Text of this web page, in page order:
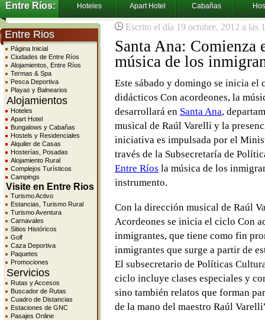
Entre Ríos: Hoteles Apart Hotel Cabañas
Entre Rios
Página Inicial
Ciudades de Entre Ríos
Alojamientos, Entre Ríos
Termas & Spa
Pesca Deportiva
Playas y Balnearios
Alojamientos
Hoteles
Apart Hotel
Bungalows y Cabañas
Hostels y Residenciales
Alquiler de Casas
Hosterías, Posadas
Alojamiento Rural
Complejos Turísticos
Campings
Visite en Entre Rios
Turismo Activo
Estancias, Turismo Rural
Turismo Aventura
Carnavales
Sitios Históricos
Golf
Caza Deportiva
Paquetes
Promociones
Servicios
Rutas y Accesos
Buscador de Rutas
Cuadro de Distancias
Estaciones de GNC
Pasajes Online
Escrito el día 19 octubre, 2012 a las
Santa Ana: Comienza
música de los
Este sábado y domingo se inicia
didácticos Con acordeones, la
desarrollará en Santa Ana,
musical de Raúl Varelli y la
iniciativa es impulsada por el
través de la Subsecretaría de
Entre Ríos la música de los
instrumento.
Con la dirección musical de Raúl
Acordeones se inicia el ciclo Con
inmigrantes, que tiene como fin
inmigrantes que surge a partir de
El subsecretario de Políticas
ciclo incluye clases especiales y
sino también relatos que forman
de la mano del maestro Raúl